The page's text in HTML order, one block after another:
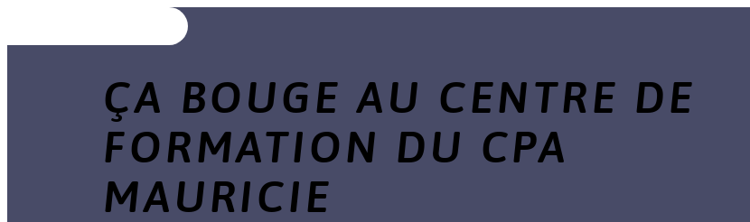
ÇA BOUGE AU CENTRE DE
FORMATION DU CPA
MAURICIE